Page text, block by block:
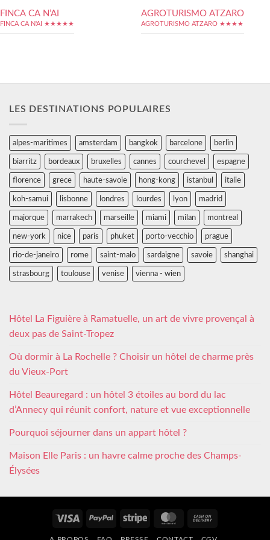
FINCA CA N’AI
FINCA CA N'AI ★★★★★
AGROTURISMO ATZARO
AGROTURISMO ATZARO ★★★★
LES DESTINATIONS POPULAIRES
alpes-maritimes amsterdam bangkok barcelone berlin
biarritz bordeaux bruxelles cannes courchevel espagne
florence grece haute-savoie hong-kong istanbul italie
koh-samui lisbonne londres lourdes lyon madrid
majorque marrakech marseille miami milan montreal
new-york nice paris phuket porto-vecchio prague
rio-de-janeiro rome saint-malo sardaigne savoie shanghai
strasbourg toulouse venise vienna - wien
Hôtel La Figuière à Ramatuelle, un art de vivre provençal à
deux pas de Saint-Tropez
Où dormir à La Rochelle ? Choisir un hôtel de charme près
du Vieux-Port
Hôtel Beauregard : un hôtel 3 étoiles au bord du lac
d’Annecy qui réunit confort, nature et vue exceptionnelle
Pourquoi séjourner dans un appart hôtel ?
Maison Elle Paris : un havre calme proche des Champs-
Élysées
Visa PayPal Stripe MasterCard